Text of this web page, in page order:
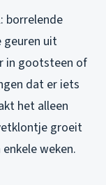
borrelende
geuren uit
in gootsteen of
dat er iets
het alleen
groeit
weken.